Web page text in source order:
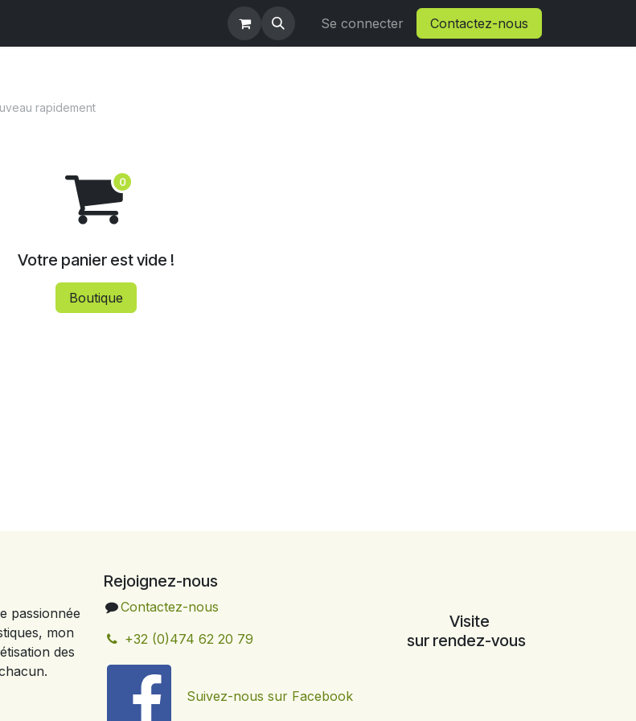
Se connecter Contactez-nous
rapidement
Votre panier est vide !
Boutique
passionnée
mon
des
Rejoignez-nous
Contactez-nous
+32 (0)474 62 20 79
Suivez-nous sur Facebook
Visite
sur rendez-vous